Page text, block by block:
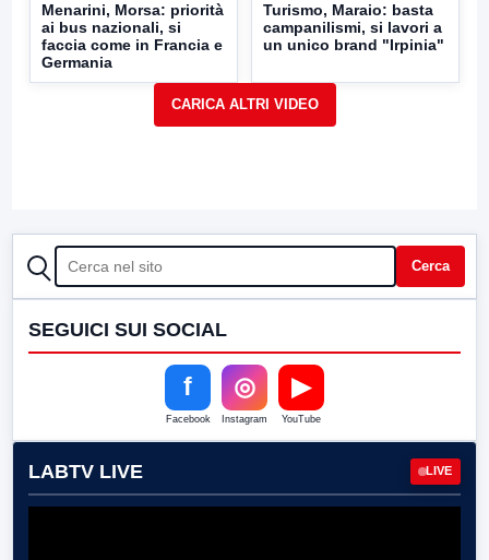
Menarini, Morsa: priorità
ai bus nazionali, si
faccia come in Francia e
Germania
Turismo, Maraio: basta
campanilismi, si lavori a
un unico brand "Irpinia"
CERCA Cerca
SEGUICI SUI SOCIAL
f
Facebook
◎
Instagram
▶
YouTube
LABTV LIVE LIVE